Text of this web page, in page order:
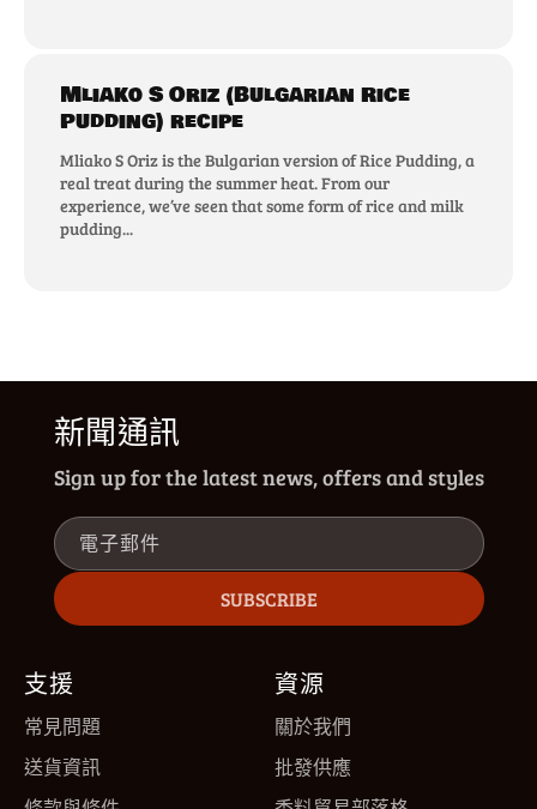
Mliako S Oriz (Bulgarian Rice
Pudding) recipe
Mliako S Oriz is the Bulgarian version of Rice Pudding, a
real treat during the summer heat. From our
experience, we’ve seen that some form of rice and milk
pudding...
新聞通訊
Sign up for the latest news, offers and styles
電子郵件
SUBSCRIBE
支援
常見問題
送貨資訊
資源
關於我們
批發供應